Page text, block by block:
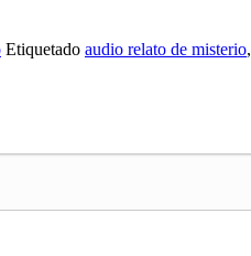
Etiquetado audio relato de misterio,